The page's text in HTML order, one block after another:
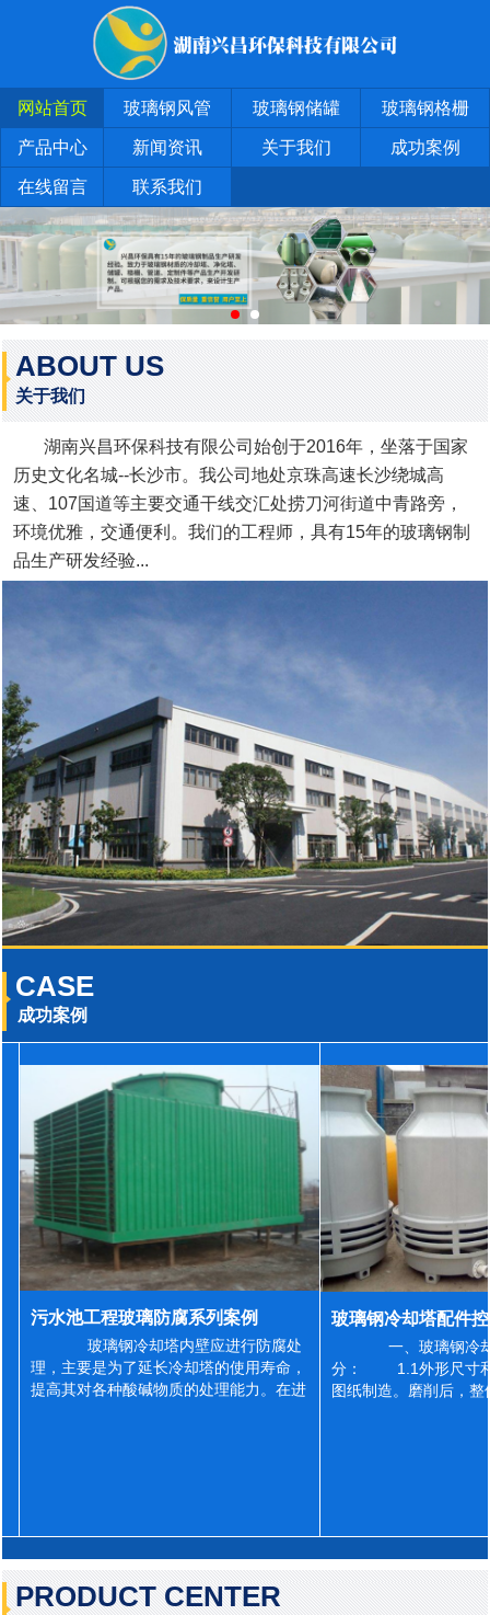
网站首页 玻璃钢风管 玻璃钢储罐 玻璃钢格栅
产品中心 新闻资讯 关于我们 成功案例
在线留言 联系我们
ABOUT US
关于我们
湖南兴昌环保科技有限公司始创于2016年，坐落于国家
历史文化名城--长沙市。我公司地处京珠高速长沙绕城高
速、107国道等主要交通干线交汇处捞刀河街道中青路旁，
环境优雅，交通便利。我们的工程师，具有15年的玻璃钢制
品生产研发经验...
CASE
成功案例
污水池工程玻璃防腐系列案例
玻璃钢冷却塔内壁应进行防腐处
理，主要是为了延长冷却塔的使用寿命，
提高其对各种酸碱物质的处理能力。在进
一、玻璃钢冷
分： 1.1外形尺寸和
图纸制造。磨削后，
PRODUCT CENTER